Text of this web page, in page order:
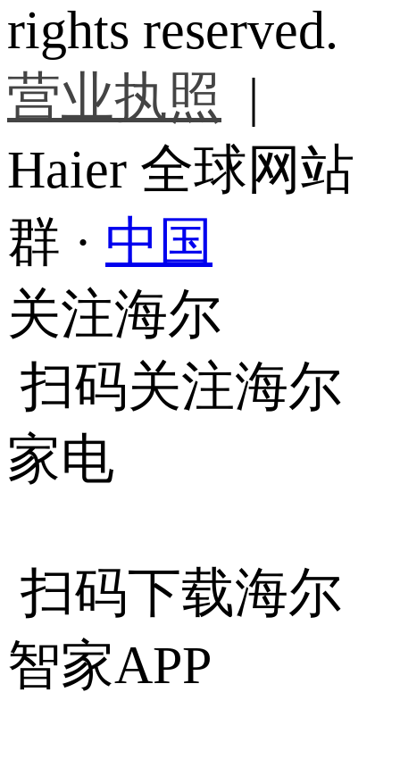
rights reserved.
营业执照
|
Haier 全球网站
群 · 中国
关注海尔
扫码关注海尔
家电
扫码下载海尔
智家APP